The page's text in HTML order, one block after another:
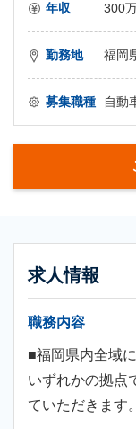
年収 300
勤務地 福岡
募集職種 自動
求人情報
職務内容
■福岡県内全域
いずれかの拠点
ていただきます。